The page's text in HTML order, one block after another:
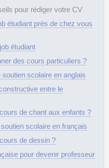
pour rédiger votre CV
étudiant près de chez vous
étudiant
des cours particuliers ?
scolaire en anglais
entre le
de chant aux enfants ?
scolaire en français
de dessin ?
pour devenir professeur